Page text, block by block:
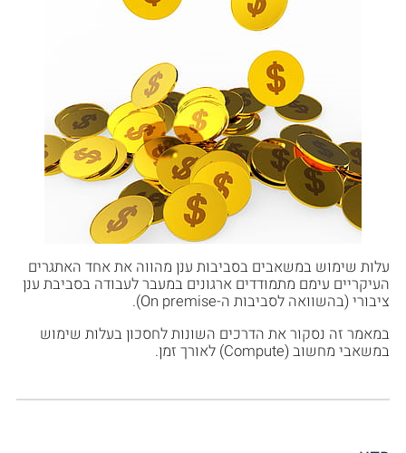
עלות שימוש במשאבים בסביבות ענן מהווה את אחד האתגרים
העיקריים עימם מתמודדים ארגונים במעבר לעבודה בסביבת ענן
ציבורי (בהשוואה לסביבות ה-On premise).
במאמר זה נסקור את הדרכים השונות לחסכון בעלות שימוש
במשאבי מחשוב (Compute) לאורך זמן.